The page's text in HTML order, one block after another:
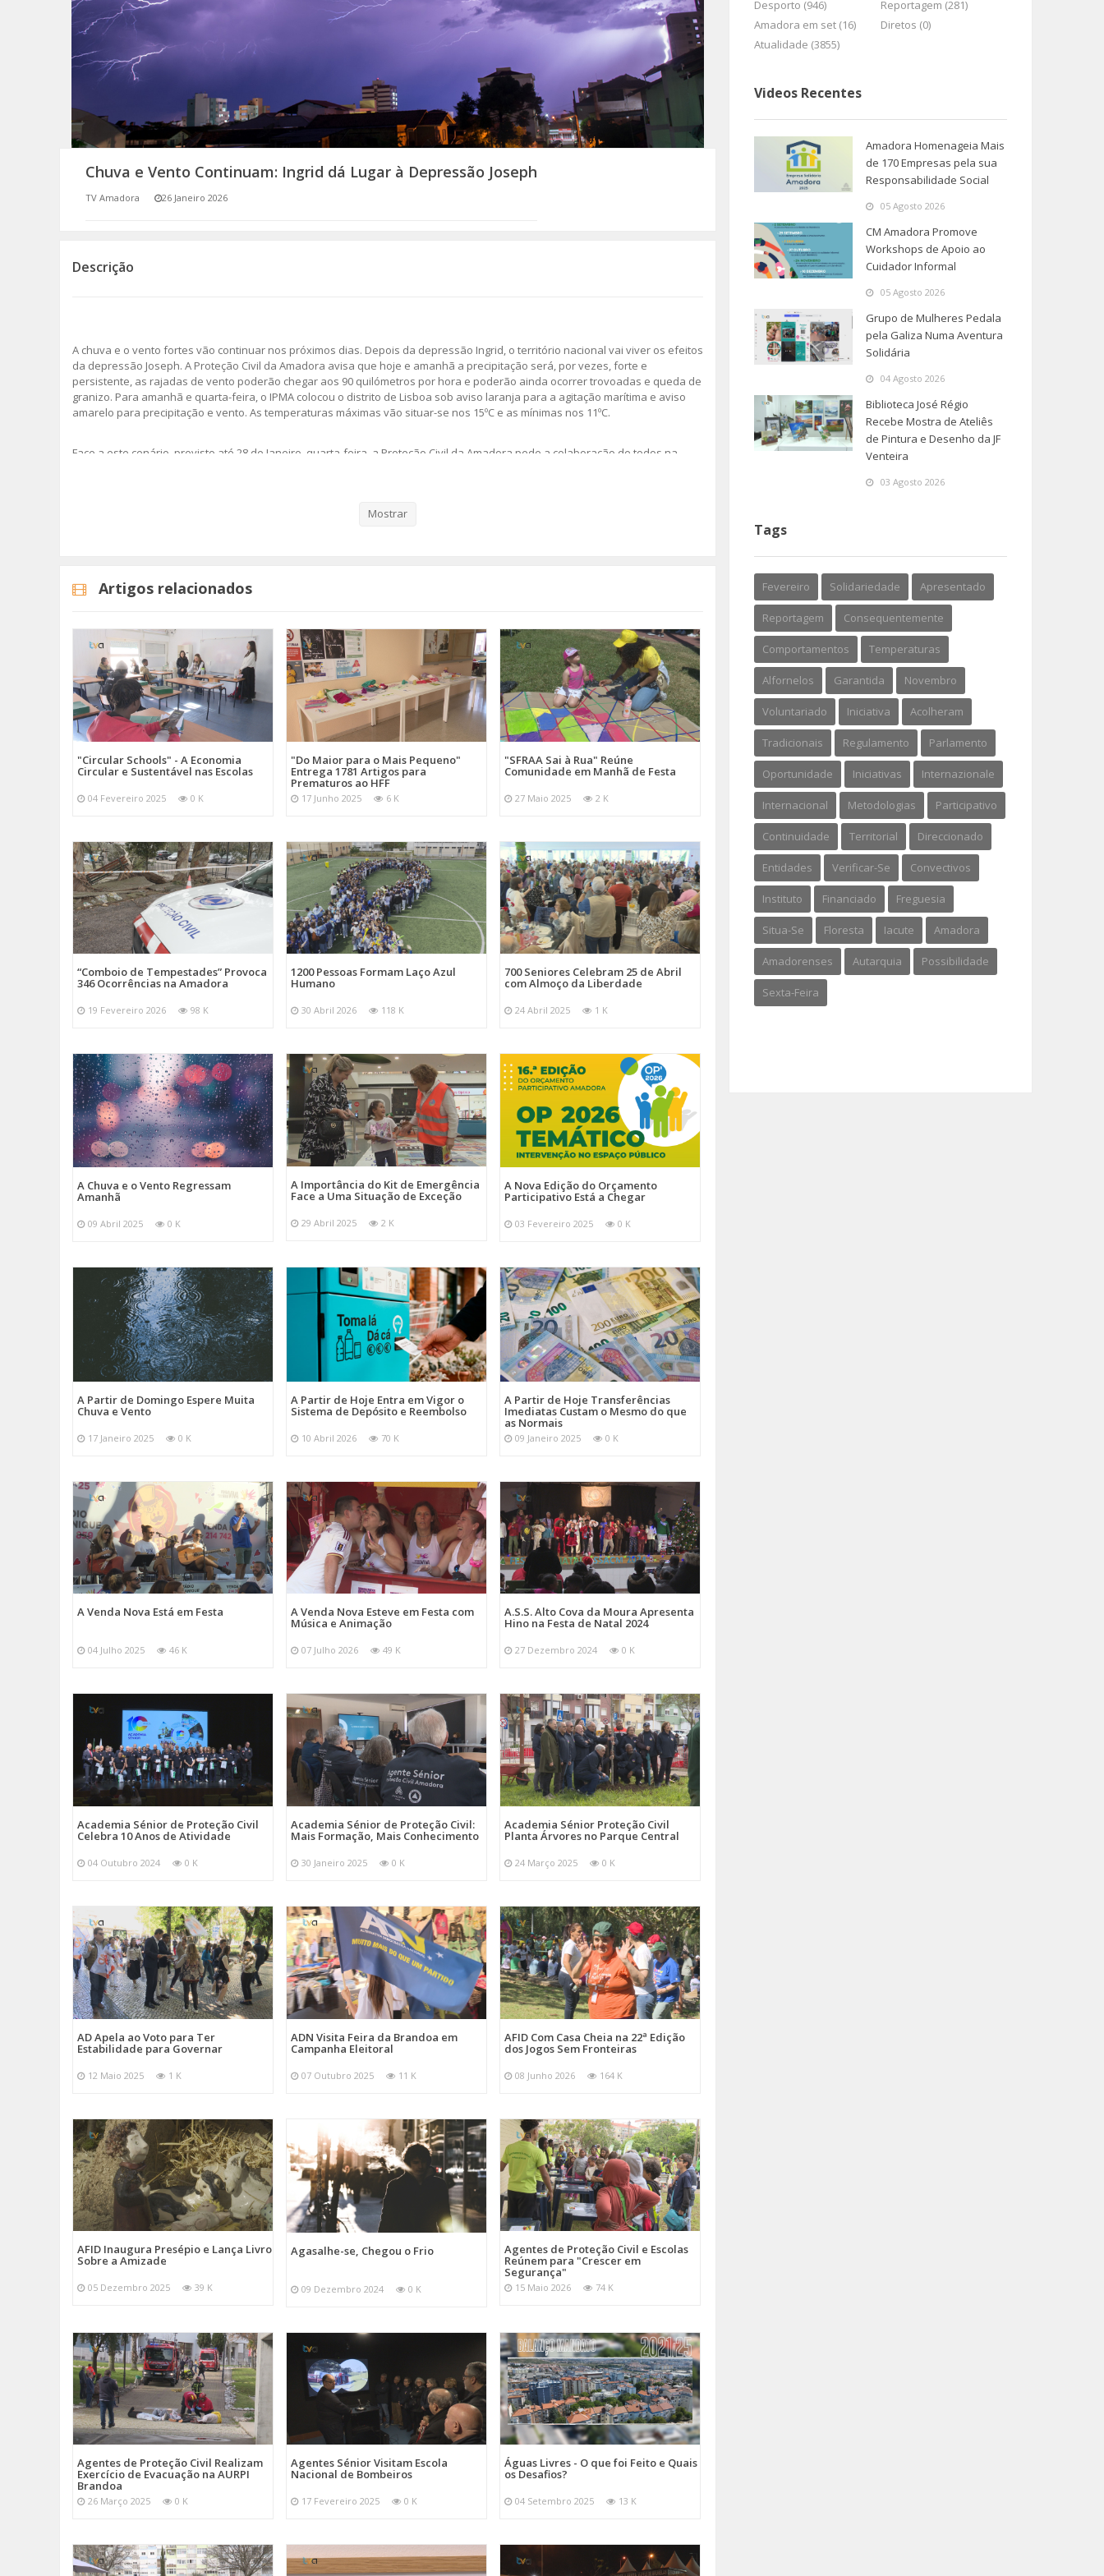
SOMOS TODOS EUROPEUS
ENCONTROS IMAGINÁRIOS
AMADORA LIGA À RESILIÊNCIA
VEMOS OUVIMOS E LEMOS
(RE) PENSAMENTOS
Chuva e Vento Continuam: Ingrid dá Lugar à Depressão Joseph
TV Amadora 26 Janeiro 2026
Descrição
A chuva e o vento fortes vão continuar nos próximos dias. Depois da depressão Ingrid, o território nacional vai viver os efeitos
da depressão Joseph. A Proteção Civil da Amadora avisa que hoje e amanhã a precipitação será, por vezes, forte e
persistente, as rajadas de vento poderão chegar aos 90 quilómetros por hora e poderão ainda ocorrer trovoadas e queda de
granizo. Para amanhã e quarta-feira, o IPMA colocou o distrito de Lisboa sob aviso laranja para a agitação marítima e aviso
amarelo para precipitação e vento. As temperaturas máximas vão situar-se nos 15ºC e as mínimas nos 11ºC.
Face a este cenário, previsto até 28 de Janeiro, quarta-feira, a Proteção Civil da Amadora pede a colaboração de todos na
Inundações
Vento Forte
Trovoada
Imagem: Unsplash
Categorias Noticias Atualidade
Mostrar
Artigos relacionados
"Circular Schools" - A Economia
Circular e Sustentável nas Escolas
04 Fevereiro 2025 0 K
"Do Maior para o Mais Pequeno"
Entrega 1781 Artigos para
Prematuros ao HFF
17 Junho 2025 6 K
"SFRAA Sai à Rua" Reúne
Comunidade em Manhã de Festa
27 Maio 2025 2 K
“Comboio de Tempestades” Provoca
346 Ocorrências na Amadora
19 Fevereiro 2026 98 K
1200 Pessoas Formam Laço Azul
Humano
30 Abril 2026 118 K
700 Seniores Celebram 25 de Abril
com Almoço da Liberdade
24 Abril 2025 1 K
A Chuva e o Vento Regressam
Amanhã
09 Abril 2025 0 K
A Importância do Kit de Emergência
Face a Uma Situação de Exceção
29 Abril 2025 2 K
A Nova Edição do Orçamento
Participativo Está a Chegar
03 Fevereiro 2025 0 K
A Partir de Domingo Espere Muita
Chuva e Vento
17 Janeiro 2025 0 K
A Partir de Hoje Entra em Vigor o
Sistema de Depósito e Reembolso
10 Abril 2026 70 K
A Partir de Hoje Transferências
Imediatas Custam o Mesmo do que
as Normais
09 Janeiro 2025 0 K
A Venda Nova Está em Festa
04 Julho 2025 46 K
A Venda Nova Esteve em Festa com
Música e Animação
07 Julho 2026 49 K
A.S.S. Alto Cova da Moura Apresenta
Hino na Festa de Natal 2024
27 Dezembro 2024 0 K
Academia Sénior de Proteção Civil
Celebra 10 Anos de Atividade
04 Outubro 2024 0 K
Academia Sénior de Proteção Civil:
Mais Formação, Mais Conhecimento
30 Janeiro 2025 0 K
Academia Sénior Proteção Civil
Planta Árvores no Parque Central
24 Março 2025 0 K
AD Apela ao Voto para Ter
Estabilidade para Governar
12 Maio 2025 1 K
ADN Visita Feira da Brandoa em
Campanha Eleitoral
07 Outubro 2025 11 K
AFID Com Casa Cheia na 22ª Edição
dos Jogos Sem Fronteiras
08 Junho 2026 164 K
AFID Inaugura Presépio e Lança Livro
Sobre a Amizade
05 Dezembro 2025 39 K
Agasalhe-se, Chegou o Frio
09 Dezembro 2024 0 K
Agentes de Proteção Civil e Escolas
Reúnem para "Crescer em
Segurança"
15 Maio 2026 74 K
Agentes de Proteção Civil Realizam
Exercício de Evacuação na AURPI
Brandoa
26 Março 2025 0 K
Agentes Sénior Visitam Escola
Nacional de Bombeiros
17 Fevereiro 2025 0 K
Águas Livres - O que foi Feito e Quais
os Desafios?
04 Setembro 2025 13 K
Desporto (946)
Reportagem (281)
Amadora em set (16)
Diretos (0)
Atualidade (3855)
Videos Recentes
Amadora Homenageia Mais
de 170 Empresas pela sua
Responsabilidade Social
05 Agosto 2026
CM Amadora Promove
Workshops de Apoio ao
Cuidador Informal
05 Agosto 2026
Grupo de Mulheres Pedala
pela Galiza Numa Aventura
Solidária
04 Agosto 2026
Biblioteca José Régio
Recebe Mostra de Ateliês
de Pintura e Desenho da JF
Venteira
03 Agosto 2026
Tags
Fevereiro Solidariedade Apresentado
Reportagem Consequentemente
Comportamentos Temperaturas
Alfornelos Garantida Novembro
Voluntariado Iniciativa Acolheram
Tradicionais Regulamento Parlamento
Oportunidade Iniciativas Internazionale
Internacional Metodologias Participativo
Continuidade Territorial Direccionado
Entidades Verificar-Se Convectivos
Instituto Financiado Freguesia
Situa-Se Floresta Iacute Amadora
Amadorenses Autarquia Possibilidade
Sexta-Feira